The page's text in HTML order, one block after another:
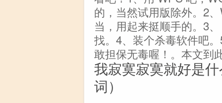
的，当然试用版除外。2
当，用起来挺顺手的。3
找。4、装个杀毒软件吧
敢担保无毒喔！。本文到
我寂寞寂寞就好是
词）